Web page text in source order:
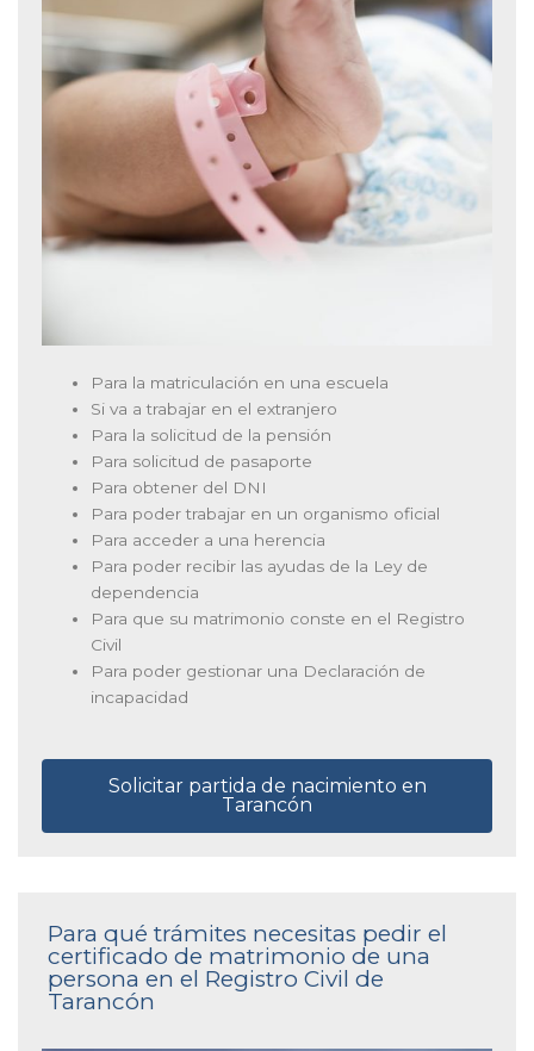
Para la matriculación en una escuela
Si va a trabajar en el extranjero
Para la solicitud de la pensión
Para solicitud de pasaporte
Para obtener del DNI
Para poder trabajar en un organismo oficial
Para acceder a una herencia
Para poder recibir las ayudas de la Ley de
dependencia
Para que su matrimonio conste en el Registro
Civil
Para poder gestionar una Declaración de
incapacidad
Solicitar partida de nacimiento en
Tarancón
Para qué trámites necesitas pedir el
certificado de matrimonio de una
persona en el Registro Civil de
Tarancón